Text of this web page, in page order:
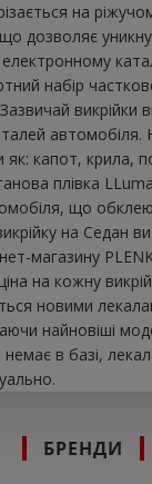
на
дозволяє
набір
викрійки
як: капот, крила,
плівка
що
на Седан
магазину
на кожну
новими
найновіші
в базі,
БРЕНДИ